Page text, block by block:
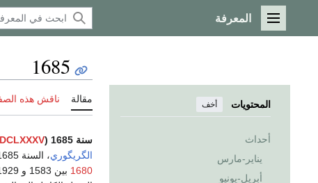
القائمة الرئيسية
المعرفة
المحتويات أخف
أحداث
يناير-مارس
أبريل-يونيو
1685
مقالة ناقش هذه
سنة 1685 (
الگريگوري، السنة 1685
1680